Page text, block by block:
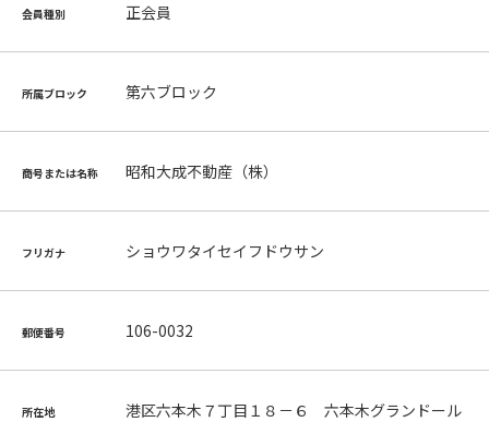
会員種別 正会員
所属ブロック 第六ブロック
商号または名称 昭和大成不動産（株）
フリガナ ショウワタイセイフドウサン
郵便番号 106-0032
所在地
港区六本木７丁目１８－６ 六本木グランドール